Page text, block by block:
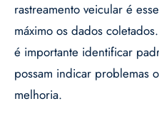
rastreamento veicular é
máximo os dados
é importante identificar
possam indicar problemas
melhoria.